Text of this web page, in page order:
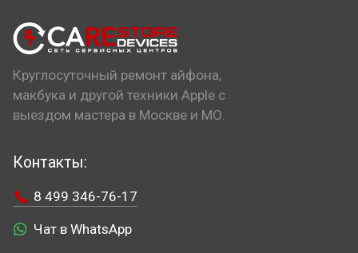
Круглосуточный ремонт айфона,
макбука и другой техники Apple с
выездом мастера в Москве и МО.
Контакты:
8 499 346-76-17
Чат в WhatsApp